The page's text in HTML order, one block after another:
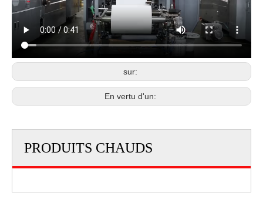
sur:
En vertu d'un:
PRODUITS CHAUDS